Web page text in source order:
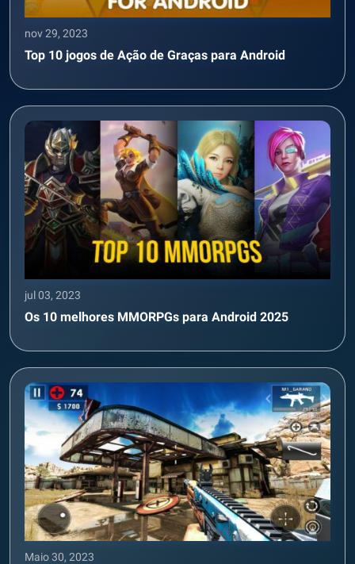
nov 29, 2023
Top 10 jogos de Ação de Graças para Android
jul 03, 2023
Os 10 melhores MMORPGs para Android 2025
Maio 30, 2023